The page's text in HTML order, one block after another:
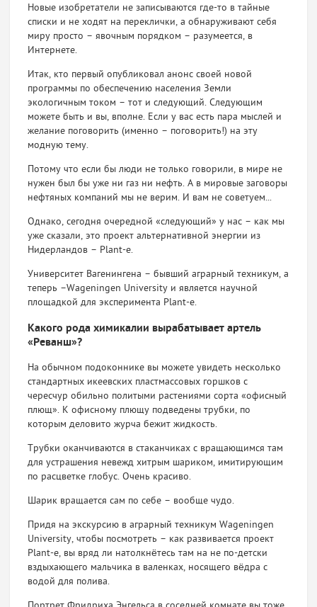
Новые изобретатели не записываются где-то в тайные
списки и не ходят на переклички, а обнаруживают себя
миру просто – явочным порядком – разумеется, в
Интернете.
Итак, кто первый опубликовал анонс своей новой
программы по обеспечению населения Земли
экологичным током – тот и следующий. Следующим
можете быть и вы, вполне. Если у вас есть пара мыслей и
желание поговорить (именно – поговорить!) на эту
модную тему.
Потому что если бы люди не только говорили, в мире не
нужен был бы уже ни газ ни нефть. А в мировые заговоры
нефтяных компаний мы не верим. И вам не советуем...
Однако, сегодня очередной «следующий» у нас – как мы
уже сказали, это проект альтернативной энергии из
Нидерландов – Plant-e.
Университет Вагенингена – бывший аграрный техникум, а
теперь –Wageningen University и является научной
площадкой для эксперимента Plant-e.
Какого рода химикалии вырабатывает артель
«Реванш»?
На обычном подоконнике вы можете увидеть несколько
стандартных икеевских пластмассовых горшков с
чересчур обильно политыми растениями сорта «офисный
плющ». К офисному плющу подведены трубки, по
которым деловито журча бежит жидкость.
Трубки оканчиваются в стаканчиках с вращающимся там
для устрашения невежд хитрым шариком, имитирующим
по расцветке глобус. Очень красиво.
Шарик вращается сам по себе – вообще чудо.
Придя на экскурсию в аграрный техникум Wageningen
University, чтобы посмотреть – как развивается проект
Plant-e, вы вряд ли натолкнётесь там на не по-детски
вздыхающего мальчика в валенках, носящего вёдра с
водой для полива.